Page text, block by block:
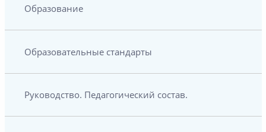
Образование
Образовательные стандарты
Руководство. Педагогический состав.